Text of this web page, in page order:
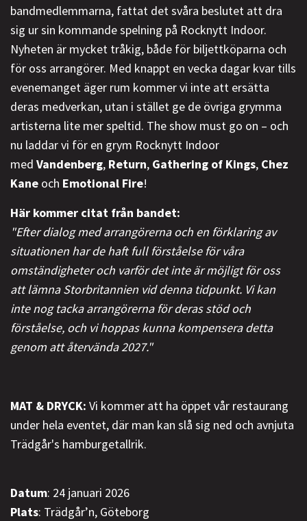
bandmedlemmarna, fattat det svåra beslutet att dra
sig ur sin kommande spelning på Rocknytt Indoor.
Nyheten är mycket tråkig, både för biljettköparna och
för oss arrangörer. Med knappt en vecka dagar kvar tills
evenemanget äger rum kommer vi inte att ersätta
deras medverkan, utan i stället ge de övriga grymma
artisterna lite mer speltid. The show must go on – och
nu laddar vi för en grym Rocknytt Indoor
med Vandenberg, Return, Gathering of Kings, Chez
Kane och Emotional Fire!
Här kommer citat från bandet:
"Efter dialog med arrangörerna och en förklaring av
situationen har de haft full förståelse för våra
omständigheter och varför det inte är möjligt för oss
att lämna Storbritannien vid denna tidpunkt. Vi kan
inte nog tacka arrangörerna för deras stöd och
förståelse, och vi hoppas kunna kompensera detta
genom att återvända 2027."
MAT & DRYCK: Vi kommer att ha öppet vår restaurang
under hela eventet, där man kan slå sig ned och avnjuta
Trädgår's hamburgetallrik.
Datum: 24 januari 2026
Plats: Trädgår’n, Göteborg